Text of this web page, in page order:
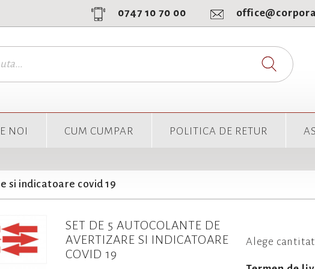
0747 10 70 00
NOI CUM CUMPAR POLITICA DE RETUR
si indicatoare covid 19
SET DE 5 AUTOCOLANTE DE
AVERTIZARE SI INDICATOARE
COVID 19
Alege